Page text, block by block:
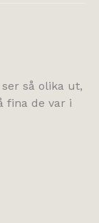
så olika ut,
fina de var i